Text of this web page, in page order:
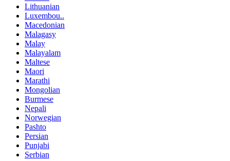
Lithuanian
Luxembou..
Macedonian
Malagasy
Malay
Malayalam
Maltese
Maori
Marathi
Mongolian
Burmese
Nepali
Norwegian
Pashto
Persian
Punjabi
Serbian